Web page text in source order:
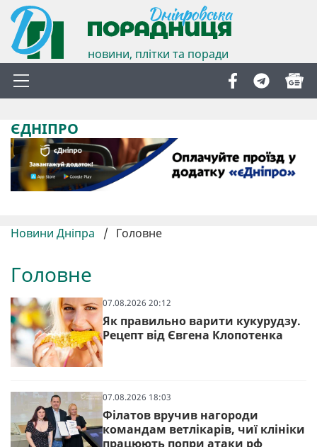
новини, плітки та поради
ЄДНІПРО
Новини Дніпра / Головне
Головне
07.08.2026 20:12
Як правильно варити кукурудзу.
Рецепт від Євгена Клопотенка
07.08.2026 18:03
Філатов вручив нагороди
командам ветлікарів, чиї клініки
працюють попри атаки рф